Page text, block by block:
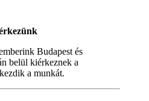
Budapest és
belül kiérkeznek a
a munkát.